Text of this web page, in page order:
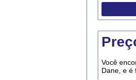
Você
Dane, e é